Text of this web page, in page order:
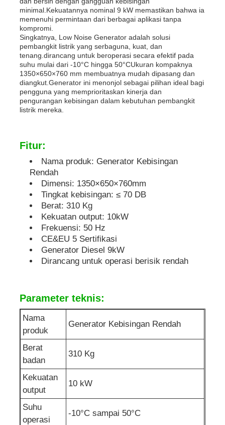
genset kedap suara
Generator untuk Penggunaan Rumah
Genset Kanopi
Pemeliharaan Generator
Genset Pengelasan
mesin diesel generator
pompa air limbah
minimal.Kekuatannya nominal 9 kW memastikan bahwa ia
memenuhi permintaan dari berbagai aplikasi tanpa
kompromi.
Singkatnya, Low Noise Generator adalah solusi
pembangkit listrik yang serbaguna, kuat, dan
tenang.dirancang untuk beroperasi secara efektif pada
suhu mulai dari -10°C hingga 50°CUkuran kompaknya
1350×650×760 mm membuatnya mudah dipasang dan
diangkut.Generator ini menonjol sebagai pilihan ideal bagi
pengguna yang memprioritaskan kinerja dan
pengurangan kebisingan dalam kebutuhan pembangkit
listrik mereka.
Fitur:
Nama produk: Generator Kebisingan
Rendah
Dimensi: 1350×650×760mm
Tingkat kebisingan: ≤ 70 DB
Berat: 310 Kg
Kekuatan output: 10kW
Frekuensi: 50 Hz
CE&EU 5 Sertifikasi
Generator Diesel 9kW
Dirancang untuk operasi berisik rendah
Parameter teknis:
Nama
produk
Generator Kebisingan Rendah
Berat
badan
310 Kg
Kekuatan
output
10 kW
Suhu
operasi
-10°C sampai 50°C